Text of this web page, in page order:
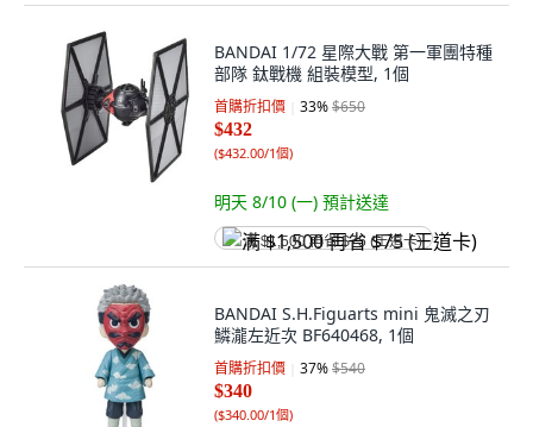
BANDAI 1/72 星際大戰 第一軍團特種
部隊 鈦戰機 組裝模型, 1個
首購折扣價 33%$650
$432
($432.00/1個)
明天 8/10 (一) 預計送達
满 $1,500 再省 $75 (王道卡)
BANDAI S.H.Figuarts mini 鬼滅之刃
鱗瀧左近次 BF640468, 1個
首購折扣價 37%$540
$340
($340.00/1個)